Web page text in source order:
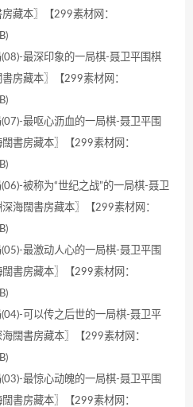
藏本〗【299素材网：
最深印象的一局棋-聂卫平围棋
房藏本〗【299素材网：
最呕心沥血的一局棋-聂卫平围
書房藏本〗【299素材网：
被称为“世纪之战”的一局棋-聂卫
海闊書房藏本〗【299素材网：
最激动人心的一局棋-聂卫平围
書房藏本〗【299素材网：
可以传之后世的一局棋-聂卫平
闊書房藏本〗【299素材网：
最惊心动魄的一局棋-聂卫平围
書房藏本〗【299素材网：